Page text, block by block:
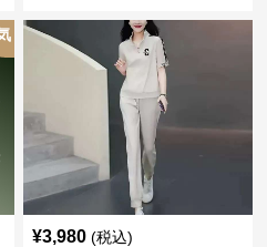
¥3,980 (税込)